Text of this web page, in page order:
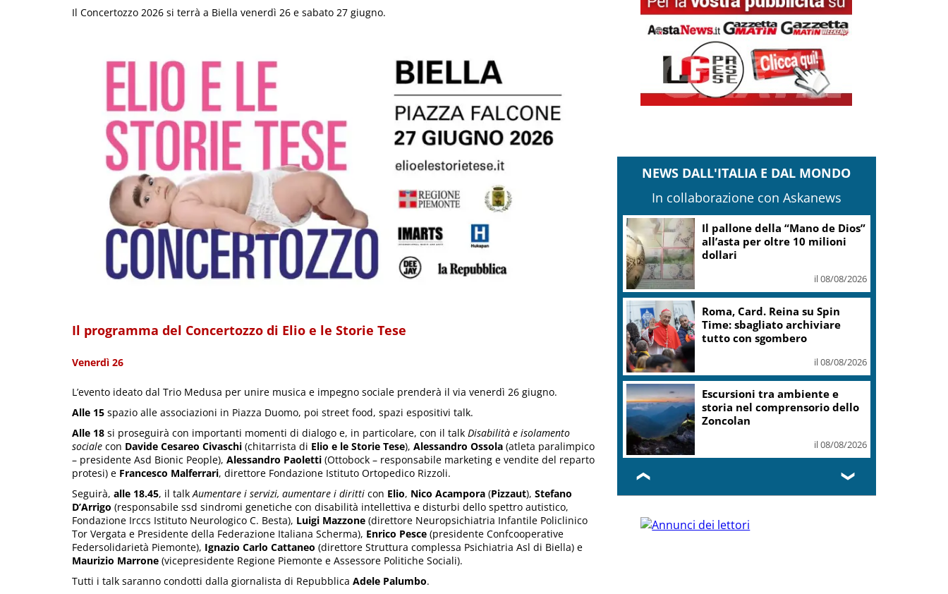
Il Concertozzo 2026 si terrà a Biella venerdì 26 e sabato 27 giugno.
Il programma del Concertozzo di Elio e le Storie Tese
Venerdì 26
L’evento ideato dal Trio Medusa per unire musica e impegno sociale prenderà il via venerdì 26 giugno.
Alle 15 spazio alle associazioni in Piazza Duomo, poi street food, spazi espositivi talk.
Alle 18 si proseguirà con importanti momenti di dialogo e, in particolare, con il talk Disabilità e isolamento
sociale con Davide Cesareo Civaschi (chitarrista di Elio e le Storie Tese), Alessandro Ossola (atleta paralimpico
– presidente Asd Bionic People), Alessandro Paoletti (Ottobock – responsabile marketing e vendite del reparto
protesi) e Francesco Malferrari, direttore Fondazione Istituto Ortopedico Rizzoli.
Seguirà, alle 18.45, il talkAumentare i servizi, aumentare i diritti con Elio, Nico Acampora (Pizzaut), Stefano
D’Arrigo (responsabile ssd sindromi genetiche con disabilità intellettiva e disturbi dello spettro autistico,
Fondazione Irccs Istituto Neurologico C. Besta), Luigi Mazzone (direttore Neuropsichiatria Infantile Policlinico
Tor Vergata e Presidente della Federazione Italiana Scherma), Enrico Pesce (presidente Confcooperative
Federsolidarietà Piemonte), Ignazio Carlo Cattaneo (direttore Struttura complessa Psichiatria Asl di Biella) e
Maurizio Marrone (vicepresidente Regione Piemonte e Assessore Politiche Sociali).
Tutti i talk saranno condotti dalla giornalista di Repubblica Adele Palumbo.
NEWS DALL'ITALIA E DAL MONDO
In collaborazione con Askanews
Il pallone della “Mano de Dios”
all’asta per oltre 10 milioni
dollari
il 08/08/2026
Roma, Card. Reina su Spin
Time: sbagliato archiviare
tutto con sgombero
il 08/08/2026
Escursioni tra ambiente e
storia nel comprensorio dello
Zoncolan
il 08/08/2026
❮ ❯